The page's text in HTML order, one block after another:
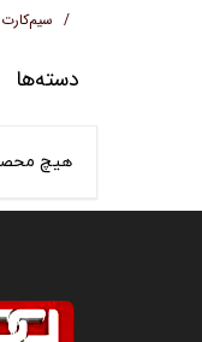
سیم‌کارت
دسته‌ها
هیچ